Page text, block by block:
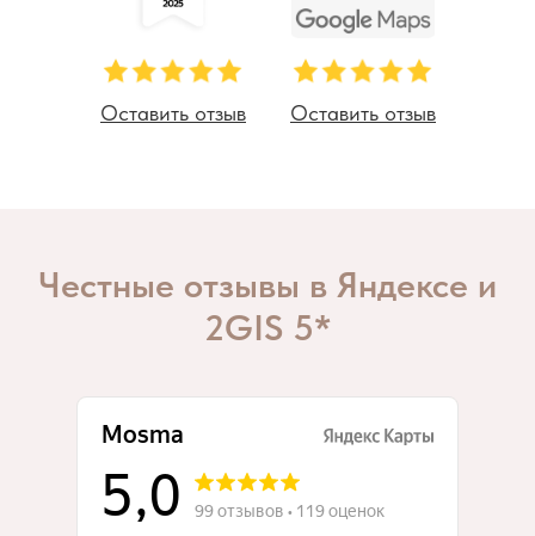
Оставить отзыв
Оставить отзыв
Честные отзывы в Яндексе и
2GIS 5*